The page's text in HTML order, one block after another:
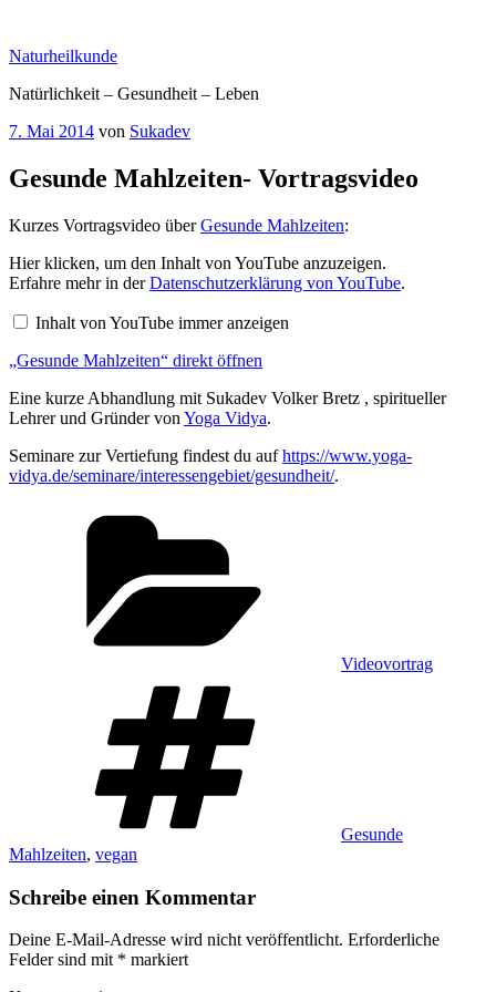
springen
Naturheilkunde
Natürlichkeit – Gesundheit – Leben
Veröffentlicht
7. Mai 2014 von Sukadev
Gesunde Mahlzeiten- Vortragsvideo
Kurzes Vortragsvideo überGesunde Mahlzeiten:
„Gesunde
Mahlzeiten“
von
anzeigen
Hier klicken, um den Inhalt von YouTube anzuzeigen.
Erfahre mehr in derDatenschutzerklärung von YouTube.
Inhalt von YouTube immer anzeigen
„Gesunde Mahlzeiten“ direkt öffnen
Eine kurze Abhandlung mit Sukadev Volker Bretz , spiritueller
Lehrer und Gründer von Yoga Vidya.
Seminare zur Vertiefung findest du aufhttps://www.yoga-
vidya.de/seminare/interessengebiet/gesundheit/.
Videovortrag
Gesunde
Mahlzeiten, vegan
Schreibe einen Kommentar
Deine E-Mail-Adresse wird nicht veröffentlicht. Erforderliche
Felder sind mit * markiert